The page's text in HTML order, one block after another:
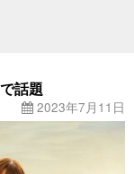
話題
2023年7月11日